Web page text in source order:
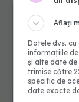
Aflați
Datele dvs.
informațiile
și alte date
trimise către
specific de
date exacte